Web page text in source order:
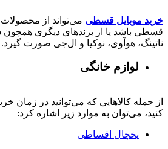
خرید موبایل قسطی می‌تواند از
قسطی باشد یا از برندهای دیگری
ناتینگ، هوآوی، نوکیا و ال‌جی صورت گیرد.
لوازم خانگی
از جمله کالاهایی که می‌توانید در زمان
کنید، می‌توان به موارد زیر اشاره کرد:
یخچال اقساطی